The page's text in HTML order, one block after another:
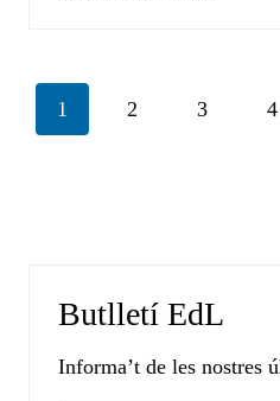
1 2 3 4
Butlletí EdL
Informa’t de les nostres